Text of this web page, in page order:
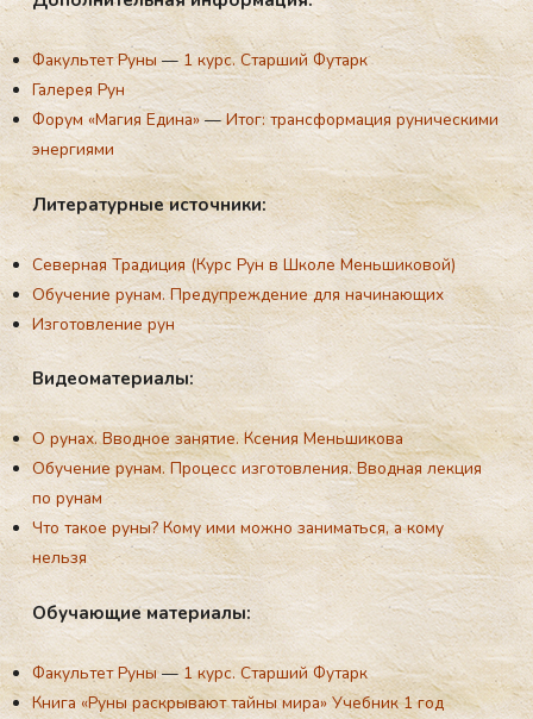
Факультет Руны—1 курс. Старший Футарк
Галерея Рун
Форум «Магия Едина»—Итог: трансформация руническими
энергиями
Ли­тера­тур­ные ис­точни­ки:
Северная Традиция (Курс Рун в Школе Меньшиковой)
Обучение рунам. Предупреждение для начинающих
Изготовление рун
Ви­де­ома­тери­алы:
О рунах. Вводное занятие. Ксения Меньшикова
Обучение рунам. Процесс изготовления. Вводная лекция
по рунам
Что такое руны? Кому ими можно заниматься, а кому
нельзя
Обу­ча­ющие ма­тери­алы:
Факультет Руны—1 курс. Старший Футарк
Книга «Руны раскрывают тайны мира» Учебник 1 год